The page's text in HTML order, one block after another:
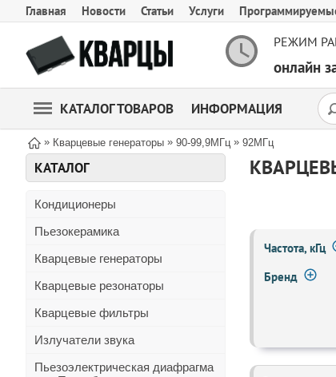
Главная Новости Статьи Услуги
РЕЖИМ
онлайн
КАТАЛОГ ТОВАРОВ ИНФОРМАЦИЯ
» Кварцевые генераторы » 90-99,9МГц » 92МГц
КАТАЛОГ
Кондиционеры
Пьезокерамика
Кварцевые генераторы
Кварцевые резонаторы
Кварцевые фильтры
Излучатели звука
Пьезоэлектрическая диафрагма
Частота, кГц
Бренд